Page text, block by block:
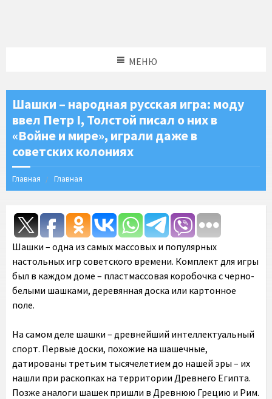
МЕНЮ
Шашки – народная русская игра: моду
ввел Петр I, Толстой писал о них в
«Войне и мире», играли даже в
советских колониях
Главная Главная
Шашки – одна из самых массовых и популярных
настольных игр советского времени. Комплект для игры
был в каждом доме – пластмассовая коробочка с черно-
белыми шашками, деревянная доска или картонное
поле.
На самом деле шашки – древнейший интеллектуальный
спорт. Первые доски, похожие на шашечные,
датированы третьим тысячелетием до нашей эры – их
нашли при раскопках на территории Древнего Египта.
Позже аналоги шашек пришли в Древнюю Грецию и Рим.